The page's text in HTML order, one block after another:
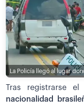
La Policía llegó al lugar
Tras registrarse el
nacionalidad